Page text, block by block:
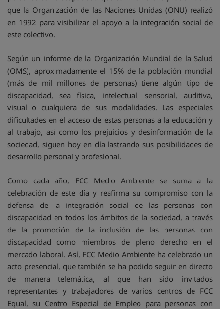
que la Organización de las Naciones Unidas (ONU) realizó
en 1992 para visibilizar el apoyo a la integración social de
este colectivo.
Según un informe de la Organización Mundial de la Salud
(OMS), aproximadamente el 15% de la población mundial
(más de mil millones de personas) tiene algún tipo de
discapacidad, sea física, intelectual, sensorial, auditiva,
visual o cualquiera de sus modalidades. Las especiales
dificultades en el acceso de estas personas a la educación y
al trabajo, así como los prejuicios y desinformación de la
sociedad, siguen hoy en día lastrando sus posibilidades de
desarrollo personal y profesional.
Como cada año, FCC Medio Ambiente se suma a la
celebración de este día y reafirma su compromiso con la
defensa de la integración social de las personas con
discapacidad en todos los ámbitos de la sociedad, a través
de la promoción de la inclusión de las personas con
discapacidad como miembros de pleno derecho en el
mercado laboral. Así, FCC Medio Ambiente ha celebrado un
acto presencial, que también se ha podido seguir en directo
de manera telemática, al que han sido invitados
representantes y trabajadores de varios centros de FCC
Equal, su Centro Especial de Empleo para personas con